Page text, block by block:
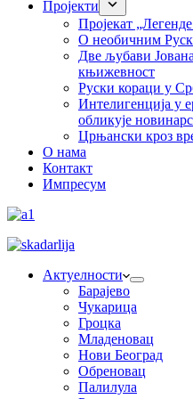
Пројекти
Пројекат
О необичним
Две љубави
књижевност
Руски кораци у
Интелигенција у
обликује
Црњански кроз
О нама
Контакт
Импресум
Актуелности
Барајево
Чукарица
Гроцка
Младеновац
Нови Београд
Обреновац
Палилула